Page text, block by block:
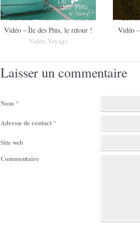
Vidéo – Île des Pins, le retour !
Vidéo Voyage
Vidéo
Laisser un commentaire
Nom *
Adresse de contact *
Site web
Commentaire